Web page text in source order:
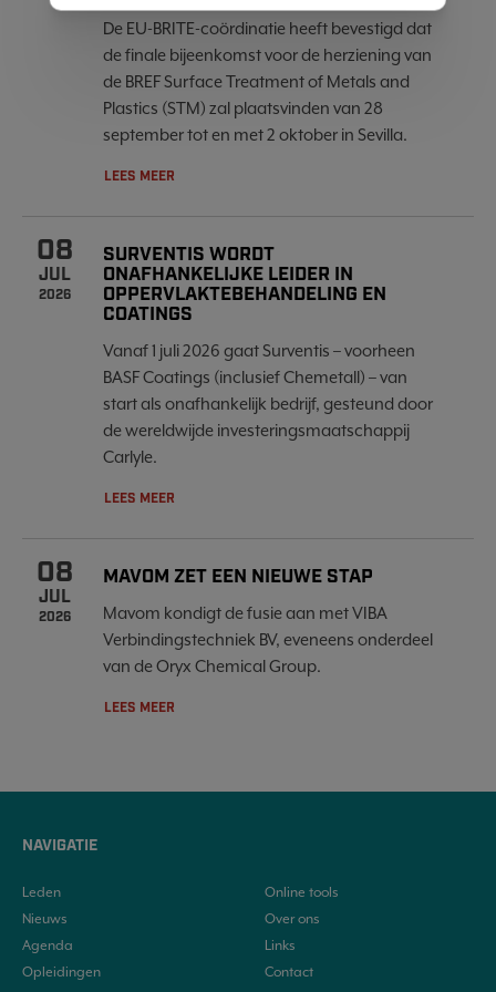
De EU-BRITE-coördinatie heeft bevestigd dat
de finale bijeenkomst voor de herziening van
de BREF Surface Treatment of Metals and
Plastics (STM) zal plaatsvinden van 28
september tot en met 2 oktober in Sevilla.
LEES MEER
08
JUL
2026
SURVENTIS WORDT
ONAFHANKELIJKE LEIDER IN
OPPERVLAKTEBEHANDELING EN
COATINGS
Vanaf 1 juli 2026 gaat Surventis – voorheen
BASF Coatings (inclusief Chemetall) – van
start als onafhankelijk bedrijf, gesteund door
de wereldwijde investeringsmaatschappij
Carlyle.
LEES MEER
08
JUL
2026
MAVOM ZET EEN NIEUWE STAP
Mavom kondigt de fusie aan met VIBA
Verbindingstechniek BV, eveneens onderdeel
van de Oryx Chemical Group.
LEES MEER
NAVIGATIE
Leden
Nieuws
Agenda
Opleidingen
Online tools
Over ons
Links
Contact